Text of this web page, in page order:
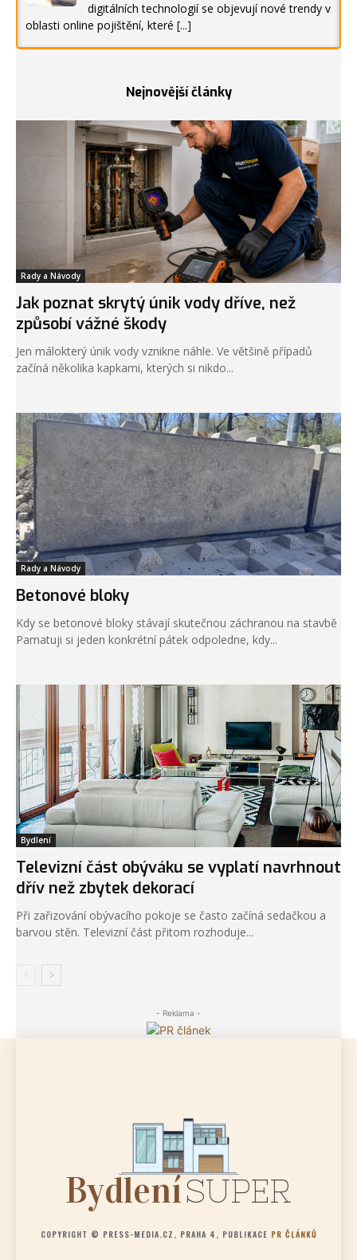
digitálních technologií se objevují nové trendy v
oblasti online pojištění, které [...]
Nejnovější články
Rady a Návody
Jak poznat skrytý únik vody dříve, než
způsobí vážné škody
Jen málokterý únik vody vznikne náhle. Ve většině případů
začíná několika kapkami, kterých si nikdo...
Rady a Návody
Betonové bloky
Kdy se betonové bloky stávají skutečnou záchranou na stavbě
Pamatuji si jeden konkrétní pátek odpoledne, kdy...
Bydlení
Televizní část obýváku se vyplatí navrhnout
dřív než zbytek dekorací
Při zařizování obývacího pokoje se často začíná sedačkou a
barvou stěn. Televizní část přitom rozhoduje...
- Reklama -
BydleníSUPER
COPYRIGHT © PRESS-MEDIA.CZ, PRAHA 4, PUBLIKACE PR ČLÁNKŮ